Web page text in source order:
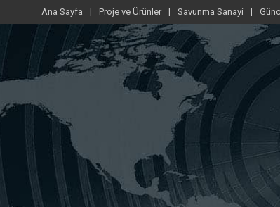
Ana Sayfa Proje ve Ürünler Savunma Sanayi